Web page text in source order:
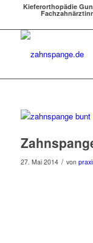
Kieferorthopädie
27. Mai 2014 / von